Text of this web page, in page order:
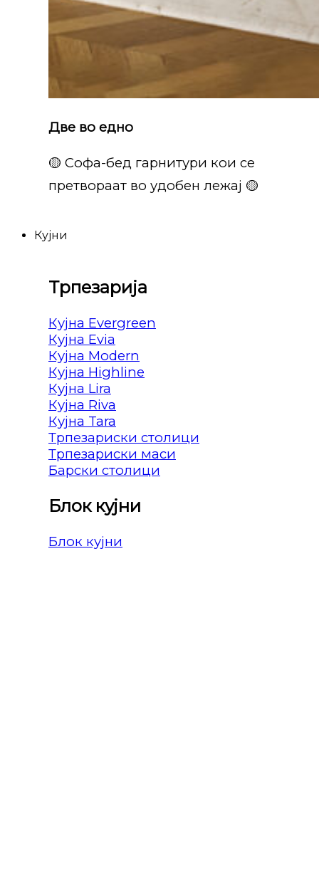
Две во едно
🟡 Софа-бед гарнитури кои се
претвораат во удобен лежај 🟡
Кујни
Трпезарија
Кујна Evergreen
Кујна Evia
Кујна Modern
Кујна Highline
Кујна Lira
Кујна Riva
Кујна Tara
Трпезариски столици
Трпезариски маси
Барски столици
Блок кујни
Блок кујни